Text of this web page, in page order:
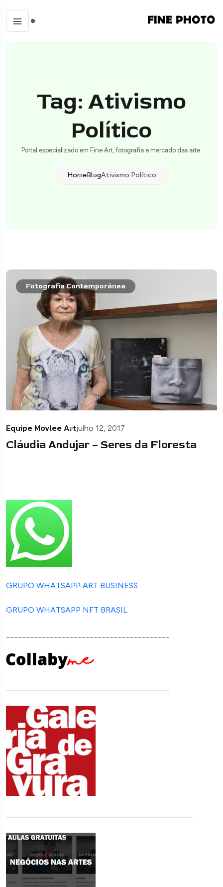
Tag: Ativismo
Político
Portal especializado em Fine Art, fotografia e mercado das arte.
HomeBlogAtivismo Político
Fotografia Contemporânea
Equipe Movlee Artjulho 12, 2017
Cláudia Andujar – Seres da Floresta
GRUPO WHATSAPP ART BUSINESS
GRUPO WHATSAPP NFT BRASIL